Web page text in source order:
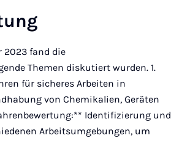
2023 fand die
Themen diskutiert wurden. 1.
für sicheres Arbeiten in
von Chemikalien, Geräten
Identifizierung und
Arbeitsumgebungen, um